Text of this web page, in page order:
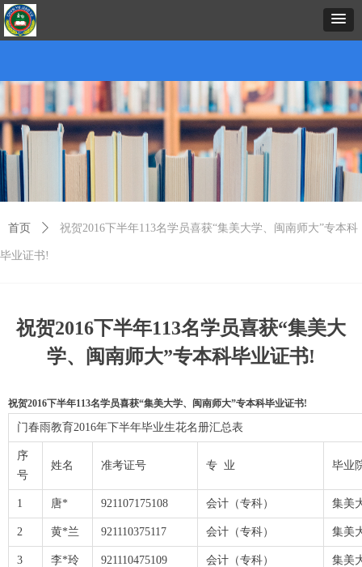
祝贺2016下半年113名学员喜获“集美大
学、闽南师大”专本科毕业证书!
祝贺2016下半年113名学员喜获“集美大学、闽南师大”专本科毕业证书!
门春雨教育2016年下半年毕业生花名册汇总表
序
号
姓名 准考证号 专 业 毕业
1 唐* 921107175108 会计（专科） 集美
2 黄*兰 921110375117 会计（专科） 集美
3 李*玲 921110475109 会计（专科） 集美
首页 ꄲ 祝贺2016下半年113名学员喜获“集美大学、闽南师大”专本科
毕业证书!